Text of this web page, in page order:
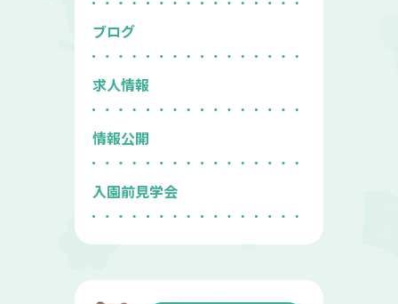
ブログ
求人情報
情報公開
入園前見学会